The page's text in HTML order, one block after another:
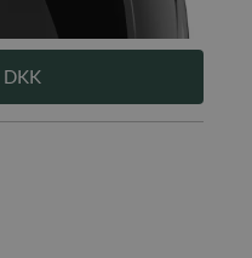
DKK